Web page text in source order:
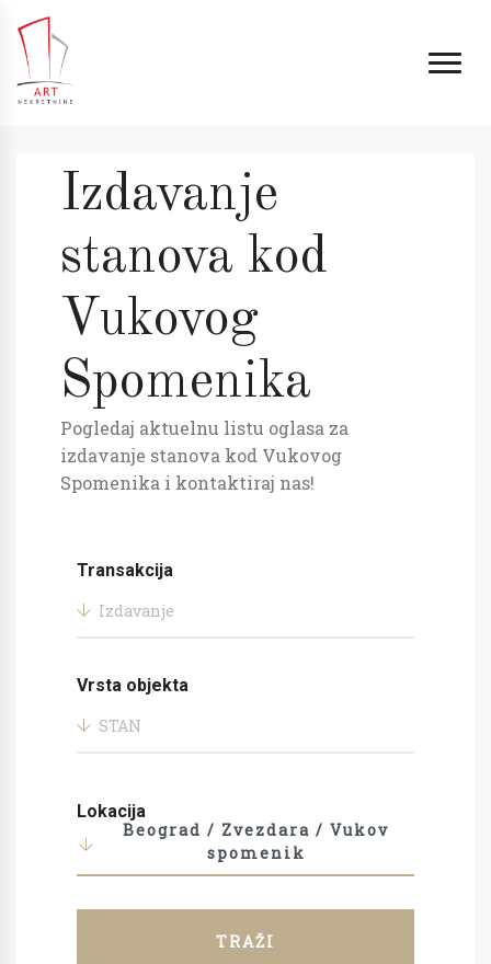
Izdavanje
stanova kod
Vukovog
Spomenika
Pogledaj aktuelnu listu oglasa za
izdavanje stanova kod Vukovog
Spomenika i kontaktiraj nas!
Transakcija
Izdavanje
Vrsta objekta
STAN
Lokacija
Beograd / Zvezdara / Vukov
spomenik
TRAŽI